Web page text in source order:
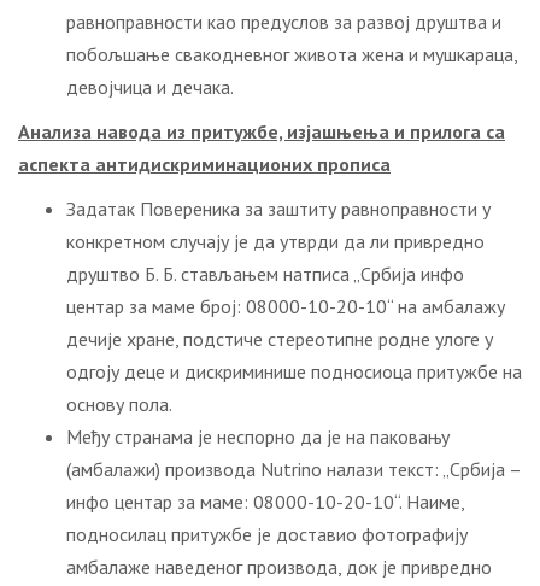
равноправности као предуслов за развој друштва и
побољшање свакодневног живота жена и мушкараца,
девојчица и дечака.
Анализа навода из притужбе, изјашњења и прилога са
аспекта антидискриминационих прописа
Задатак Повереника за заштиту равноправности у
конкретном случају је да утврди да ли привредно
друштво Б. Б. стављањем натписа „Србија инфо
центар за маме број: 08000-10-20-10“ на амбалажу
дечије хране, подстиче стереотипне родне улоге у
одгоју деце и дискриминише подносиоца притужбе на
основу пола.
Међу странама је неспорно да је на паковању
(амбалажи) производа Nutrino налази текст: „Србија –
инфо центар за маме: 08000-10-20-10“. Наиме,
подносилац притужбе је доставио фотографију
амбалаже наведеног производа, док је привредно